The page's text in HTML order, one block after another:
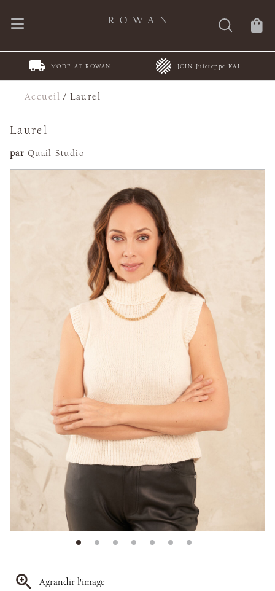
MODE AT ROWAN JOIN Juleteppe KAL
Accueil /Laurel
Laurel
par Quail Studio
Agrandir l'image